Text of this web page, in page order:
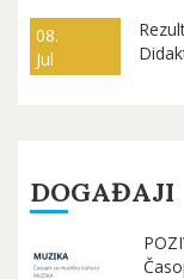
08.
Jul
DOGAĐAJI